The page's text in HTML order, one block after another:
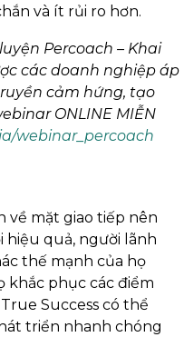
và ít rủi ro hơn.
Percoach – Khai
các doanh nghiệp áp
cảm hứng, tạo
ONLINE MIỄN
webinar_percoach
về mặt giao tiếp nên
hiệu quả, người lãnh
thế mạnh của họ
khắc phục các điểm
Success có thể
triển nhanh chóng